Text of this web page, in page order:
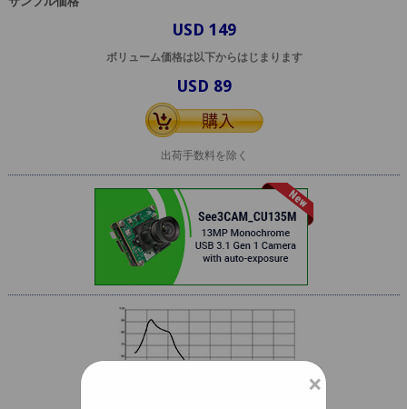
USD 149
ボリューム価格は以下からはじまります
USD 89
出荷手数料を除く
×